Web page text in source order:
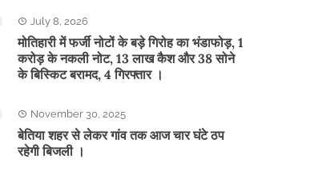
July 8, 2026
मोतिहारी में फर्जी नोटों के बड़े गिरोह का भंडाफोड़, 1
करोड़ के नकली नोट, 13 लाख कैश और 38 सोने
के बिस्किट बरामद, 4 गिरफ्तार ।
November 30, 2025
बेतिया शहर से लेकर गांव तक आज चार घंटे ठप
रहेगी बिजली ।